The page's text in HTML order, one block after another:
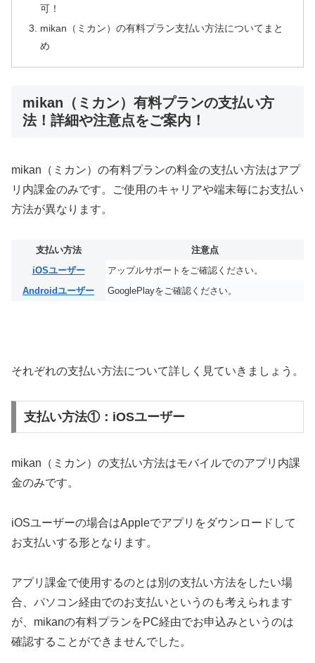
可！
mikan（ミカン）の有料プラン支払い方法についてまと
め
mikan（ミカン）有料プランの支払い方
法！詳細や注意点をご案内！
mikan（ミカン）の有料プランの料金の支払い方法はアプ
リ内課金のみです。ご使用のキャリアや端末毎にお支払い
方法が異なります。
支払い方法
注意点
iOSユーザー
アップルサポートをご確認ください。
Androidユーザー
GooglePlayをご確認ください。
それぞれの支払い方法について詳しく見ていきましょう。
支払い方法①：iOSユーザー
mikan（ミカン）の支払い方法はモバイルでのアプリ内課
金のみです。
iOSユーザーの場合はAppleでアプリをダウンロードして
お支払いする形となります。
アプリ課金で使用するのとは別の支払い方法をしたい場
合、パソコン経由でのお支払いというのも考えられます
が、mikanの有料プランをPC経由でお申込みというのは
確認することができませんでした。